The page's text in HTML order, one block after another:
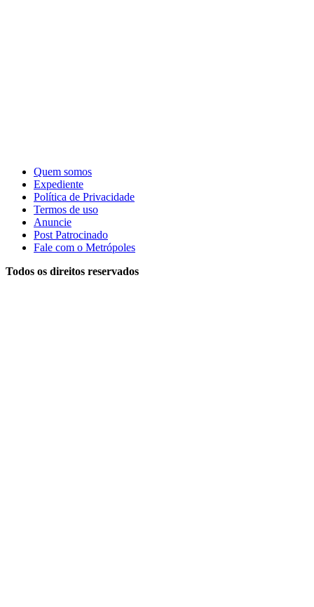
Quem somos
Expediente
Política de Privacidade
Termos de uso
Anuncie
Post Patrocinado
Fale com o Metrópoles
Todos os direitos reservados